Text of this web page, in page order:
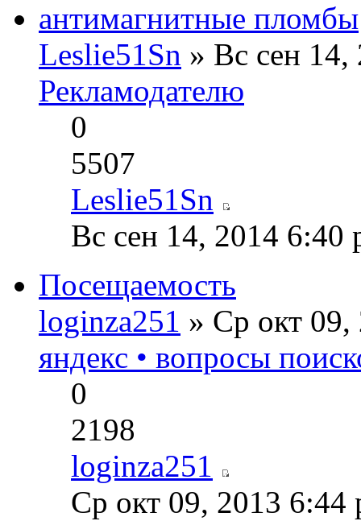
антимагнитные пломбы
Leslie51Sn » Вс сен
Рекламодателю
0
5507
Leslie51Sn
Вс сен 14, 2014 6:40
Посещаемость
loginza251 » Ср окт
яндекс • вопросы
0
2198
loginza251
Ср окт 09, 2013 6:44